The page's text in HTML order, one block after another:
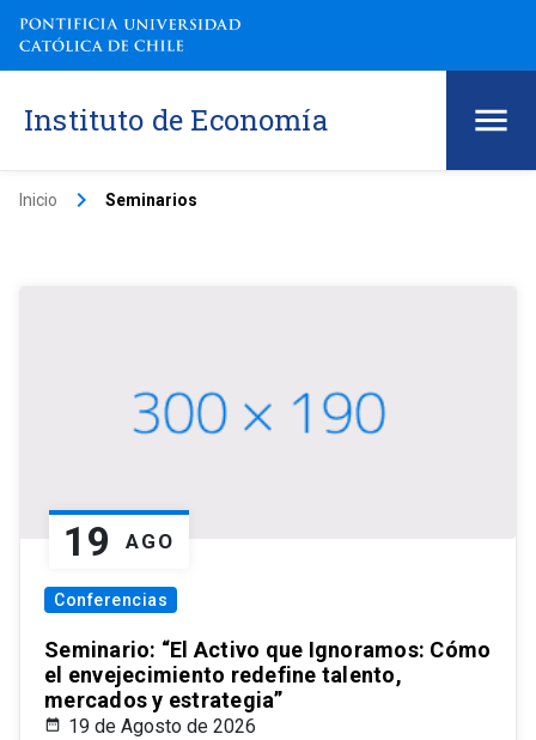
Instituto de Economía
Inicio keyboard_arrow_right Seminarios
19 AGO
Conferencias
Seminario: “El Activo que Ignoramos: Cómo
el envejecimiento redefine talento,
mercados y estrategia”
19 de Agosto de 2026